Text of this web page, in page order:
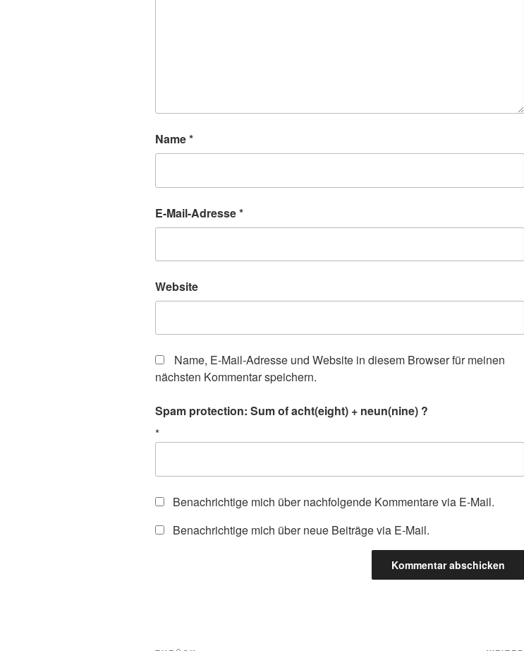
Name*
E-Mail-Adresse*
Website
Name, E-Mail-Adresse und Website in diesem Browser für meinen
nächsten Kommentar speichern.
Spam protection: Sum of acht(eight) + neun(nine) ?
*
Benachrichtige mich über nachfolgende Kommentare via E-Mail.
Benachrichtige mich über neue Beiträge via E-Mail.